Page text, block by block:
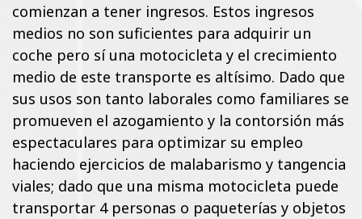
comienzan a tener ingresos. Estos ingresos
medios no son suficientes para adquirir un
coche pero sí una motocicleta y el crecimiento
medio de este transporte es altísimo. Dado que
sus usos son tanto laborales como familiares se
promueven el azogamiento y la contorsión más
espectaculares para optimizar su empleo
haciendo ejercicios de malabarismo y tangencia
viales; dado que una misma motocicleta puede
transportar 4 personas o paqueterías y objetos